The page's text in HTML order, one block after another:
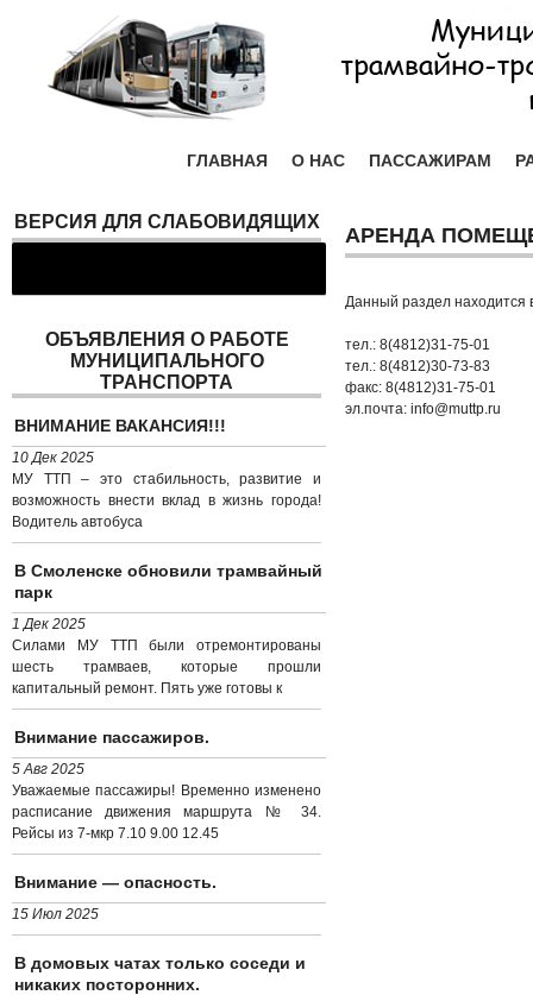
ГЛАВНАЯ О НАС ПАССАЖИРАМ
ВЕРСИЯ ДЛЯ СЛАБОВИДЯЩИХ
ОБЪЯВЛЕНИЯ О РАБОТЕ
МУНИЦИПАЛЬНОГО
ТРАНСПОРТА
ВНИМАНИЕ ВАКАНСИЯ!!!
10 Дек 2025
МУ ТТП – это стабильность, развитие и
возможность внести вклад в жизнь города!
Водитель автобуса
В Смоленске обновили трамвайный
парк
1 Дек 2025
Силами МУ ТТП были отремонтированы
шесть трамваев, которые прошли
капитальный ремонт. Пять уже готовы к
Внимание пассажиров.
5 Авг 2025
Уважаемые пассажиры! Временно изменено
расписание движения маршрута № 34.
Рейсы из 7-мкр 7.10 9.00 12.45
Внимание — опасность.
15 Июл 2025
В домовых чатах только соседи и
никаких посторонних.
АРЕНДА
Данный раздел находится
тел.: 8(4812)31-75-01
тел.: 8(4812)30-73-83
факс: 8(4812)31-75-01
эл.почта: info@muttp.ru